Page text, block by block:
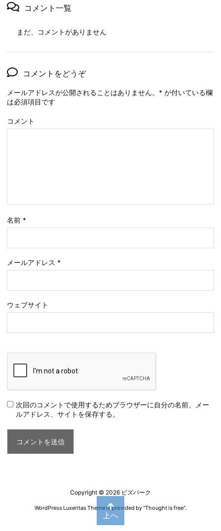
コメント一覧
まだ、コメントがありません
コメントをどうぞ
メールアドレスが公開されることはありません。 * が付いている欄
は必須項目です
コメント
名前 *
メールアドレス *
ウェブサイト
次回のコメントで使用するためブラウザーに自分の名前、メー
ルアドレス、サイトを保存する。
Copyright © 2026 ビズパーク
WordPress Luxeritas Theme is provided by "Thought is free".
上へ